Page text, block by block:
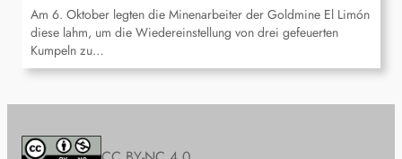
Am 6. Oktober legten die Minenarbeiter der Goldmine El Limón
diese lahm, um die Wiedereinstellung von drei gefeuerten
Kumpeln zu…